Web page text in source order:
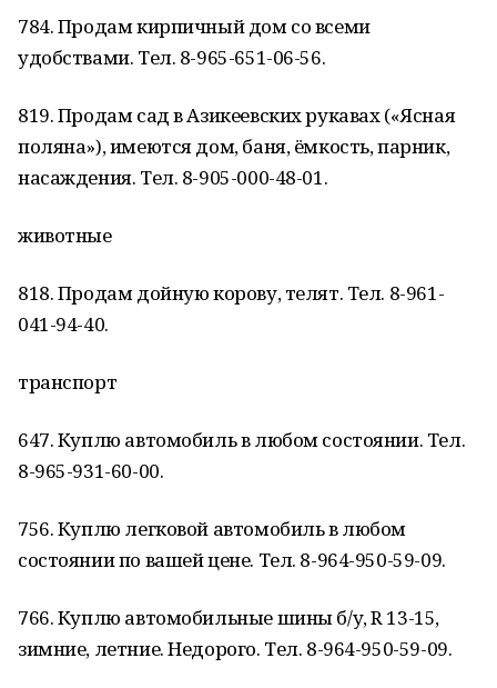
784. Продам кирпичный дом со всеми
удобствами. Тел. 8-965-651-06-56.
819. Продам сад в Азикеевских рукавах («Ясная
поляна»), имеются дом, баня, ёмкость, парник,
насаждения. Тел. 8-905-000-48-01.
животные
818. Продам дойную корову, телят. Тел. 8-961-
041-94-40.
транспорт
647. Куплю автомобиль в любом состоянии. Тел.
8-965-931-60-00.
756. Куплю легковой автомобиль в любом
состоянии по вашей цене. Тел. 8-964-950-59-09.
766. Куплю автомобильные шины б/у, R 13-15,
зимние, летние. Недорого. Тел. 8-964-950-59-09.